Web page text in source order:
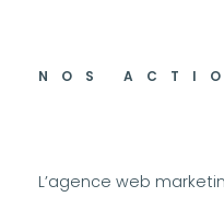
NOS
L’agence web